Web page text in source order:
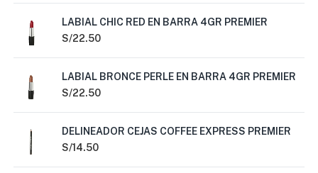
LABIAL CHIC RED EN BARRA 4GR PREMIER
S/22.50
LABIAL BRONCE PERLE EN BARRA 4GR PREMIER
S/22.50
DELINEADOR CEJAS COFFEE EXPRESS PREMIER
S/14.50